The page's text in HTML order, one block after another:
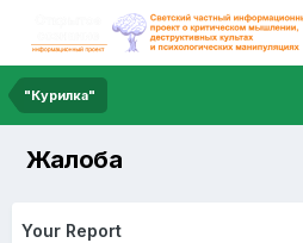
"Курилка"
Жалоба
Your Report